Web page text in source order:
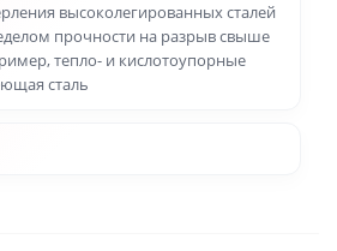
высоколегированных сталей
прочности на разрыв свыше
тепло- и кислотоупорные
сталь